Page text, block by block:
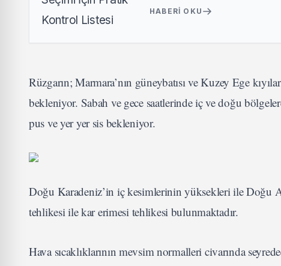
HABERI OKU
Rüzgarın; Marmara’nın güneybatısı ve Kuzey Ege
bekleniyor. Sabah ve gece saatlerinde iç ve doğu
pus ve yer yer sis bekleniyor.
Doğu Karadeniz’in iç kesimlerinin yüksekleri ile Doğu
tehlikesi ile kar erimesi tehlikesi bulunmaktadır.
Hava sıcaklıklarının mevsim normalleri civarında